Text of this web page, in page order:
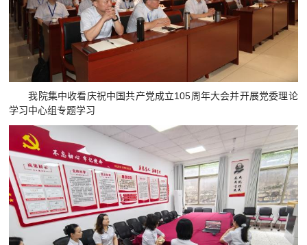
我院集中收看庆祝中国共产党成立105周年大会并开展党委理论
学习中心组专题学习